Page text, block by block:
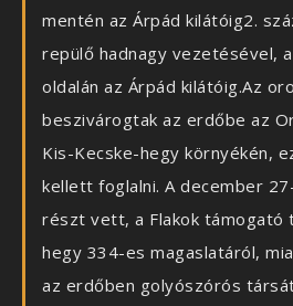
mentén az Árpád kilátóig2.
repülő hadnagy vezetésével,
oldalán az Árpád kilátóig.Az
beszivárogtak az erdőbe az
Kis-Kecske-hegy környékén,
kellett foglalni. A december
részt vett, a Flakok támogató
hegy 334-es magaslatáról,
az erdőben golyószórós